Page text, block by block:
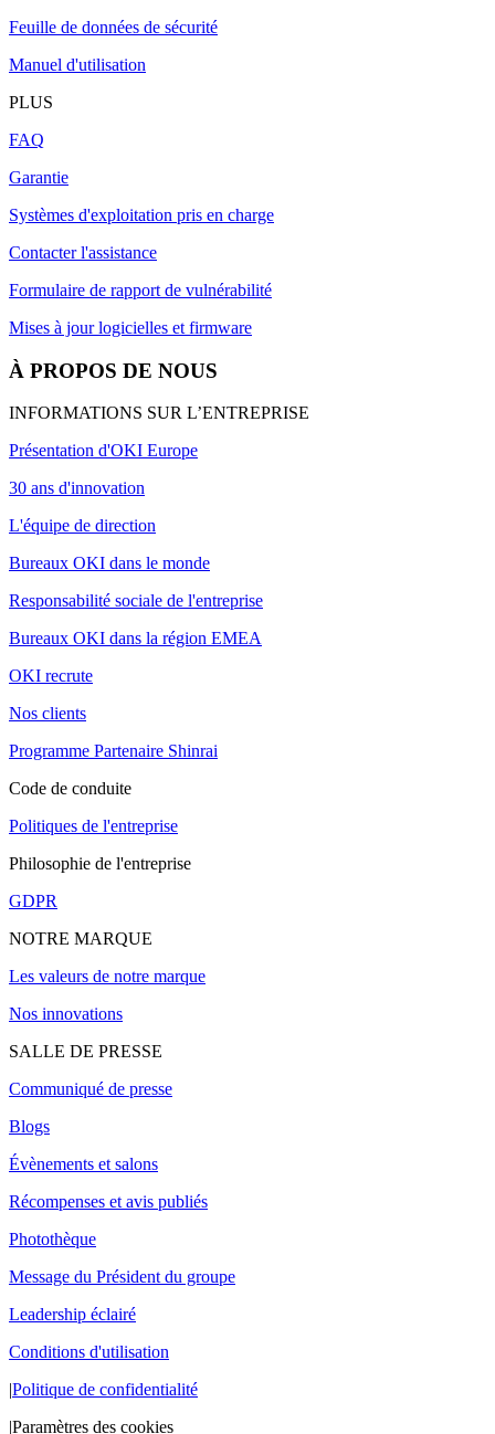
Feuille de données de sécurité
Manuel d'utilisation
PLUS
FAQ
Garantie
Systèmes d'exploitation pris en charge
Contacter l'assistance
Formulaire de rapport de vulnérabilité
Mises à jour logicielles et firmware
À PROPOS DE NOUS
INFORMATIONS SUR L’ENTREPRISE
Présentation d'OKI Europe
30 ans d'innovation
L'équipe de direction
Bureaux OKI dans le monde
Responsabilité sociale de l'entreprise
Bureaux OKI dans la région EMEA
OKI recrute
Nos clients
Programme Partenaire Shinrai
Code de conduite
Politiques de l'entreprise
Philosophie de l'entreprise
GDPR
NOTRE MARQUE
Les valeurs de notre marque
Nos innovations
SALLE DE PRESSE
Communiqué de presse
Blogs
Évènements et salons
Récompenses et avis publiés
Photothèque
Message du Président du groupe
Leadership éclairé
Conditions d'utilisation
|Politique de confidentialité
|Paramètres des cookies